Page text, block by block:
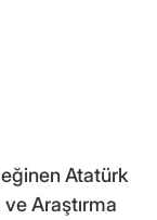
Atatürk
Araştırma